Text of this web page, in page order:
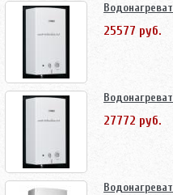
25577 руб.
27772 руб.